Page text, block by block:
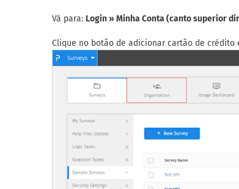
Vá para: Login » Minha Conta (canto superior
Clique no botão de adicionar cartão de